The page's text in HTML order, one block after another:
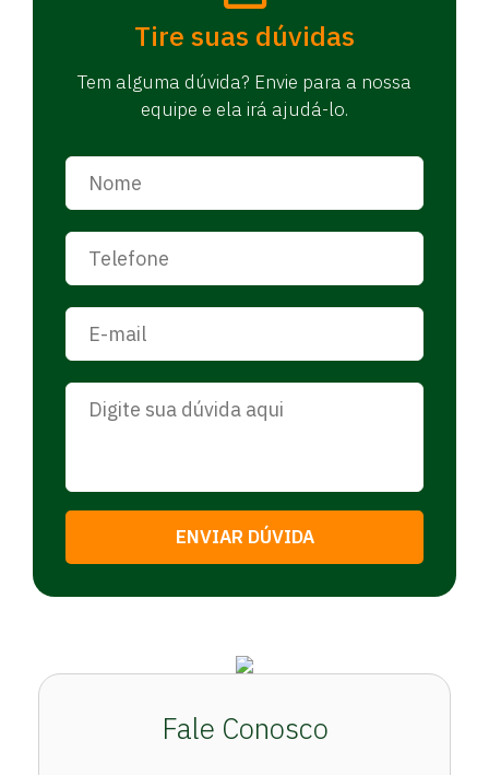
Tire suas dúvidas
Tem alguma dúvida? Envie para a nossa
equipe e ela irá ajudá-lo.
ENVIAR DÚVIDA
Fale Conosco